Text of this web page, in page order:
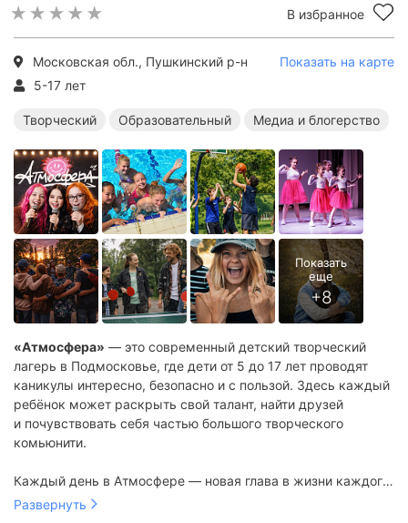
В избранное
Московская обл., Пушкинский р-н
Показать на карте
5-17 лет
Творческий Образовательный Медиа и блогерство
«Атмосфера» — это современный детский творческий
лагерь в Подмосковье, где дети от 5 до 17 лет проводят
каникулы интересно, безопасно и с пользой. Здесь каждый
ребёнок может раскрыть свой талант, найти друзей
и почувствовать себя частью большого творческого
комьюнити.
Каждый день в Атмосфере — новая глава в жизни каждого
ребёнка. Шоу, квесты, вечеринки, творческие программы,
Развернуть
Летние творческие лагеря
Летние образовательные лагеря
Летние лагеря с бассейном